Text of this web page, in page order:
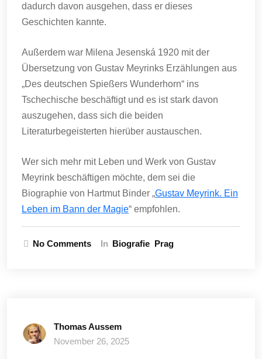
dadurch davon ausgehen, dass er dieses
Geschichten kannte.
Außerdem war Milena Jesenská 1920 mit der
Übersetzung von Gustav Meyrinks Erzählungen aus
„Des deutschen Spießers Wunderhorn“ ins
Tschechische beschäftigt und es ist stark davon
auszugehen, dass sich die beiden
Literaturbegeisterten hierüber austauschen.
Wer sich mehr mit Leben und Werk von Gustav
Meyrink beschäftigen möchte, dem sei die
Biographie von Hartmut Binder „Gustav Meyrink. Ein
Leben im Bann der Magie“ empfohlen.
No Comments In Biografie Prag
Thomas Aussem
November 26, 2025